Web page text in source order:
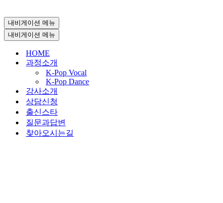
내비게이션 메뉴
내비게이션 메뉴
HOME
과정소개
K-Pop Vocal
K-Pop Dance
강사소개
상담신청
출신스타
질문과답변
찾아오시는길